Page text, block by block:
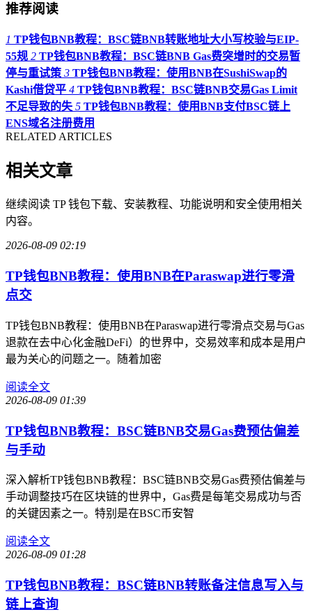
推荐阅读
1 TP钱包BNB教程：BSC链BNB转账地址大小写校验与EIP-
55规 2 TP钱包BNB教程：BSC链BNB Gas费突增时的交易暂
停与重试策 3 TP钱包BNB教程：使用BNB在SushiSwap的
Kashi借贷平 4 TP钱包BNB教程：BSC链BNB交易Gas Limit
不足导致的失 5 TP钱包BNB教程：使用BNB支付BSC链上
ENS域名注册费用
RELATED ARTICLES
相关文章
继续阅读 TP 钱包下载、安装教程、功能说明和安全使用相关
内容。
2026-08-09 02:19
TP钱包BNB教程：使用BNB在Paraswap进行零滑
点交
TP钱包BNB教程：使用BNB在Paraswap进行零滑点交易与Gas
退款在去中心化金融DeFi）的世界中，交易效率和成本是用户
最为关心的问题之一。随着加密
阅读全文
2026-08-09 01:39
TP钱包BNB教程：BSC链BNB交易Gas费预估偏差
与手动
深入解析TP钱包BNB教程：BSC链BNB交易Gas费预估偏差与
手动调整技巧在区块链的世界中，Gas费是每笔交易成功与否
的关键因素之一。特别是在BSC币安智
阅读全文
2026-08-09 01:28
TP钱包BNB教程：BSC链BNB转账备注信息写入与
链上查询